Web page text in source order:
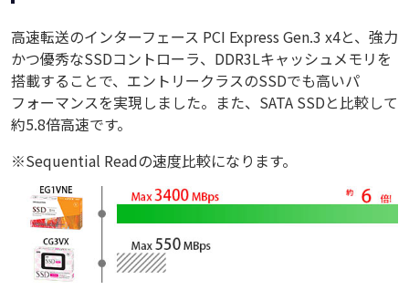
高速転送のインターフェース PCI Express Gen.3 x4と、強力
かつ優秀なSSDコントローラ、DDR3Lキャッシュメモリを
搭載することで、エントリークラスのSSDでも高いパ
フォーマンスを実現しました。また、SATA SSDと比較して
約5.8倍高速です。
※Sequential Readの速度比較になります。